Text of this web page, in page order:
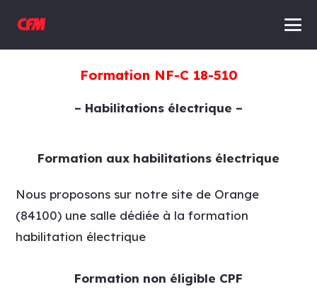
Formation NF-C 18-510
– Habilitations électrique –
Formation aux habilitations électrique
Nous proposons sur notre site de Orange
(84100) une salle dédiée à la formation
habilitation électrique
Formation non éligible CPF